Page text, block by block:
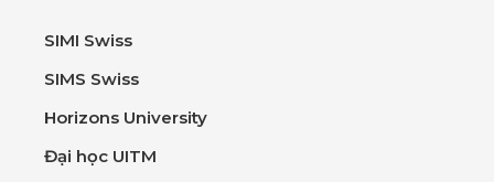
SIMI Swiss
SIMS Swiss
Horizons University
Đại học UITM